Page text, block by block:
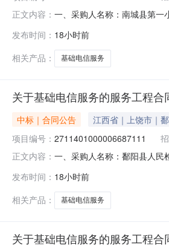
正文内容： 一、采购人名称：南城县第一
的基本概况：七、其它事项
名
发布时间： 18小时前
相关产品：
基础电信服务
关于基础电信服务的服务工程合
中标｜合同公告 江西省｜上饶市｜
项目编号： 2711401000006687111
正文内容： 一、采购人名称：鄱阳县人民
标的基本概况：七、其它事
发布时间： 18小时前
相关产品：
基础电信服务
关于基础电信服务的服务工程合